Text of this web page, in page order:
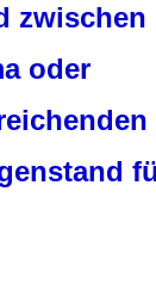
zwischen
oder